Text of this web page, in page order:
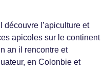
découvre l’apiculture et
apicoles sur le continent
an il rencontre et
en Colonbie et